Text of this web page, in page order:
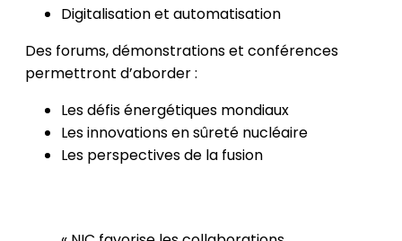
Digitalisation et automatisation
Des forums, démonstrations et conférences
permettront d’aborder :
Les défis énergétiques mondiaux
Les innovations en sûreté nucléaire
Les perspectives de la fusion